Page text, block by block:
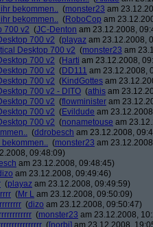
bekommen.. (monster23 am
bekommen.. (RoboCop am
700 v2 (JC-Denton am 23.12.2008,
700 v2 (playaz am 23.12.2008,
Desktop 700 v2 (monster23 am
700 v2 (Harti am 23.12.2008,
700 v2 (DD111 am 23.12.2008,
700 v2 (KindGottes am
700 v2 - DITO (athis am
700 v2 (flowminister am
700 v2 (Evildude am
700 v2 (nonametouse am
(ddrobesch am 23.12.2008,
(monster23 am
09:48:09)
am 23.12.2008, 09:48:45)
am 23.12.2008, 09:49:46)
(playaz am 23.12.2008, 09:49:59)
(Mr L am 23.12.2008, 09:50:09)
(dizo am 23.12.2008, 09:50:47)
(monster23 am 23.12.2008,
([norbi] am 23.12.2008,